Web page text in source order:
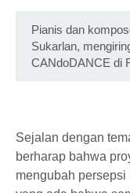
Pianis dan
Sukarlan,
CANdoDANCE di
Sejalan dengan
berharap bahwa
mengubah